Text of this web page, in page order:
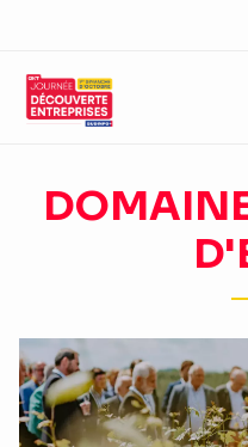
contenu